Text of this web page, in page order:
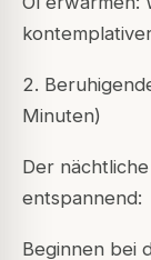
2.
Minuten)
Der
entspannend:
Beginnen bei